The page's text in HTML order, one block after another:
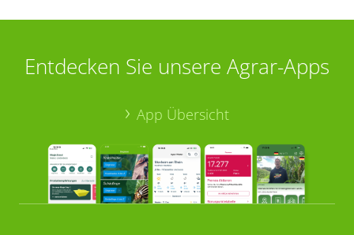
Entdecken Sie unsere Agrar-Apps
App Übersicht